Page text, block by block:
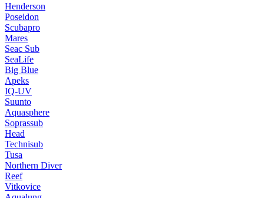
Henderson
Poseidon
Scubapro
Mares
Seac Sub
SeaLife
Big Blue
Apeks
IQ-UV
Suunto
Aquasphere
Soprassub
Head
Technisub
Tusa
Northern Diver
Reef
Vitkovice